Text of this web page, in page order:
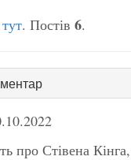
тут. Постів 6.
про Стівена